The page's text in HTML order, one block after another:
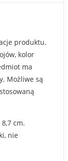
produktu.
kolor
ma
Możliwe są
cm.
nie